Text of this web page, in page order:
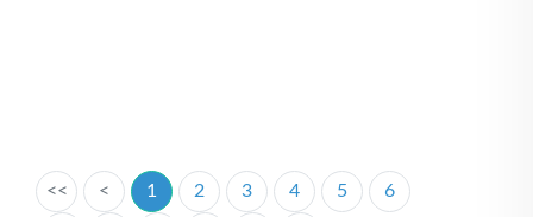
<< < 1 2 3 4 5 6